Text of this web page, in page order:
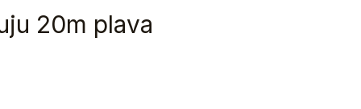
20m plava